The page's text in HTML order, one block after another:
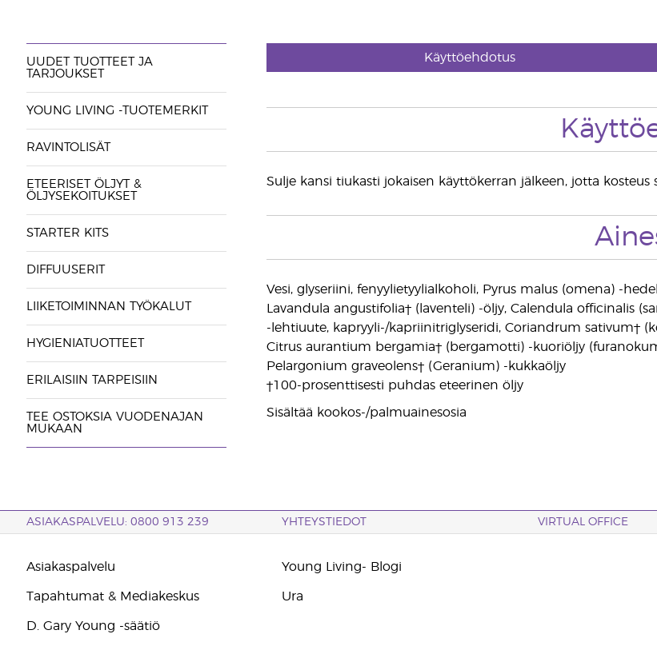
UUDET TUOTTEET JA
TARJOUKSET
YOUNG LIVING -TUOTEMERKIT
RAVINTOLISÄT
ETEERISET ÖLJYT &
ÖLJYSEKOITUKSET
STARTER KITS
DIFFUUSERIT
LIIKETOIMINNAN TYÖKALUT
HYGIENIATUOTTEET
ERILAISIIN TARPEISIIN
TEE OSTOKSIA VUODENAJAN
MUKAAN
Käyttöehdotus
Sulje kansi tiukasti jokaisen käyttökerran jälkeen, jotta kosteus
Vesi, glyseriini, fenyylietyylialkoholi, Pyrus malus (omena) -
Lavandula angustifolia† (laventeli) -öljy, Calendula officinalis
-lehtiuute, kapryyli-/kapriinitriglyseridi, Coriandrum sativum†
Citrus aurantium bergamia† (bergamotti) -kuoriöljy
Pelargonium graveolens† (Geranium) -kukkaöljy
†100-prosenttisesti puhdas eteerinen öljy
Sisältää kookos-/palmuainesosia
ASIAKASPALVELU: 0800 913 239 YHTEYSTIEDOT VIRTUAL OFFICE
Asiakaspalvelu
Tapahtumat & Mediakeskus
D. Gary Young -säätiö
Young Living- Blogi
Ura